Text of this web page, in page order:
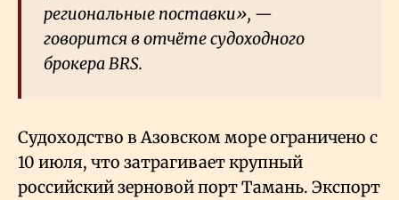
региональные поставки», —
говорится в отчёте судоходного
брокера BRS.
Судоходство в Азовском море ограничено с
10 июля, что затрагивает крупный
российский зерновой порт Тамань. Экспорт